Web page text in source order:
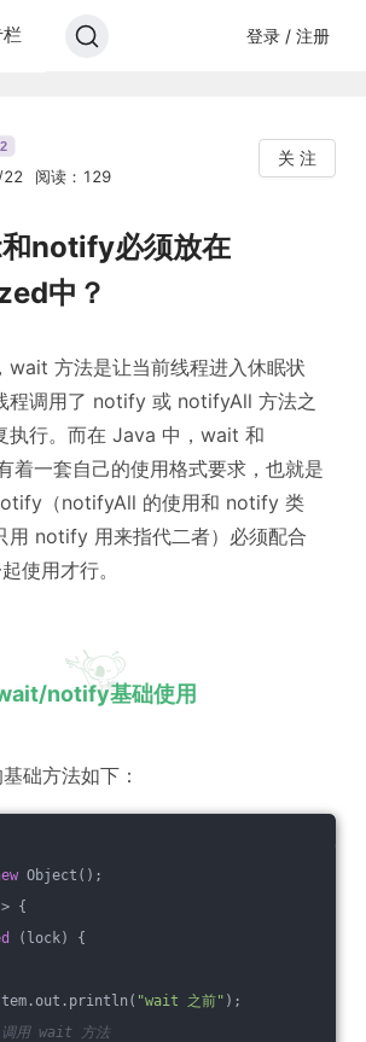
登录 / 注册
2
阅读：129
关 注
notify必须放在
中？
wait 方法是让当前线程进入休眠状
程调用了 notify 或 notifyAll 方法之
执行。而在 Java 中，wait 和
一套自己的使用格式要求，也就是
（notifyAll 的使用和 notify 类
用 notify 用来指代二者）必须配合
使用才行。
notify基础使用
础方法如下：
Object();
{
(lock) {
"wait 之前" );
用 wait 方法